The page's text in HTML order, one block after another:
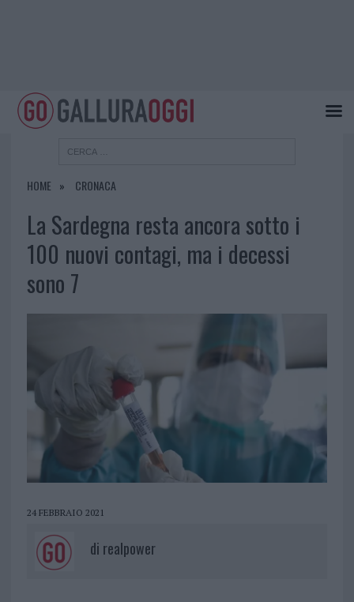
HOME CRONACA
La Sardegna resta ancora sotto i
100 nuovi contagi, ma i decessi
sono 7
24 FEBBRAIO 2021
di realpower